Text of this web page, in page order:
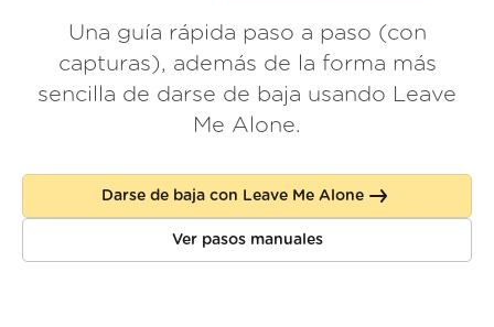
Spam Blocker
Do-not-disturb
Muro de amor
FAQ
Una guía rápida paso a paso (con
capturas), además de la forma más
sencilla de darse de baja usando Leave
Me Alone.
Darse de baja con Leave Me Alone
Ver pasos manuales